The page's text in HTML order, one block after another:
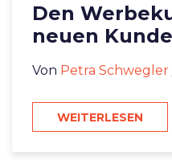
Den
neuen
Von Petra Schwegler
WEITERLESEN